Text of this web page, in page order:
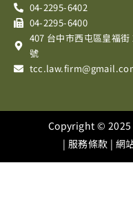
04-2295-6402
04-2295-6400
407 台中市西屯區皇福街
號
Copyright © 2025
| 服務條款 | 網